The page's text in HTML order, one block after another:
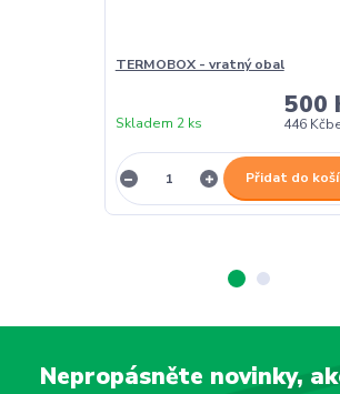
TERMOBOX - vratný obal
500
446 Kč
Skladem 2 ks
Přidat do
Nepropásněte novinky,